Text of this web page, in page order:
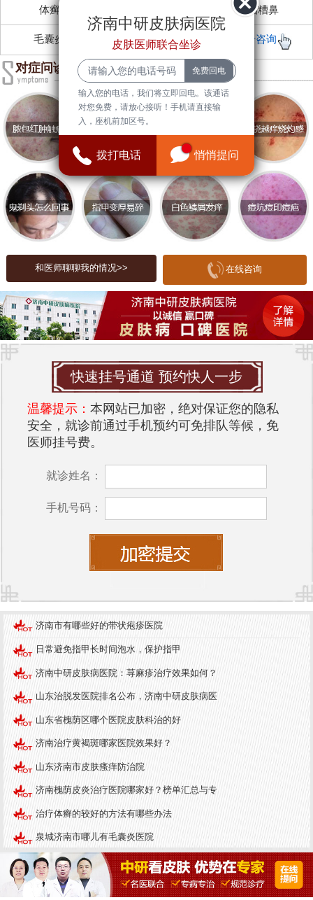
体癣
毛囊炎 足癣(脚气)
酒糟鼻
点击咨询
对症问诊
和医师聊聊我的情况>> 在线咨询
快速挂号通道 预约快人一步
温馨提示： 本网站已加密，绝对保证您的隐私
安全，就诊前通过手机预约可免排队等候，免
医师挂号费。
就诊姓名：
手机号码：
济南市有哪些好的带状疱疹医院
日常避免指甲长时间泡水，保护指甲
济南中研皮肤病医院：荨麻疹治疗效果如何？
山东治脱发医院排名公布，济南中研皮肤病医
山东省槐荫区哪个医院皮肤科治的好
济南治疗黄褐斑哪家医院效果好？
山东济南市皮肤瘙痒防治院
济南槐荫皮炎治疗医院哪家好？榜单汇总与专
治疗体癣的较好的方法有哪些办法
泉城济南市哪儿有毛囊炎医院
济南中研皮肤病医院
皮肤医师联合坐诊
输入您的电话，我们将立即回电。该通话
对您免费，请放心接听！手机请直接输
入，座机前加区号。
拨打电话 悄悄提问